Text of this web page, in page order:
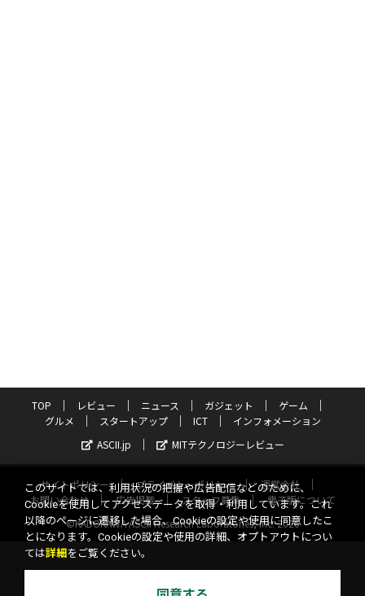
TOP レビュー ニュース ガジェット
ゲーム
グルメ
スタートアップ ICT
インフォメーション
ASCII.jp
MITテクノロジーレビュー
サイトポリシー プライバシーポリシー
運営会社
お問い合わせ
広告掲載 スタッフ募集
電子版について
©KADOKAWA ASCII Research Laboratories, Inc. 2026
このサイトでは、利用状況の把握や広告配信などのために、
Cookieを使用してアクセスデータを取得・利用しています。これ
以降のページに遷移した場合、Cookieの設定や使用に同意したこ
とになります。Cookieの設定や使用の詳細、オプトアウトについ
ては詳細 をご覧ください。